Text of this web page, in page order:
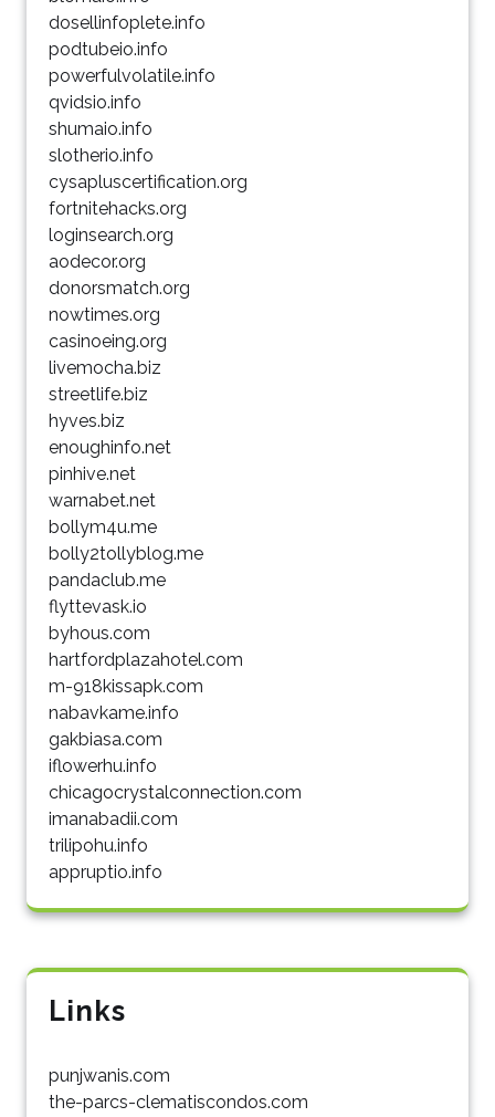
dosellinfoplete.info
podtubeio.info
powerfulvolatile.info
qvidsio.info
shumaio.info
slotherio.info
cysapluscertification.org
fortnitehacks.org
loginsearch.org
aodecor.org
donorsmatch.org
nowtimes.org
casinoeing.org
livemocha.biz
streetlife.biz
hyves.biz
enoughinfo.net
pinhive.net
warnabet.net
bollym4u.me
bolly2tollyblog.me
pandaclub.me
flyttevask.io
byhous.com
hartfordplazahotel.com
m-918kissapk.com
nabavkame.info
gakbiasa.com
iflowerhu.info
chicagocrystalconnection.com
imanabadii.com
trilipohu.info
appruptio.info
Links
punjwanis.com
the-parcs-clematiscondos.com